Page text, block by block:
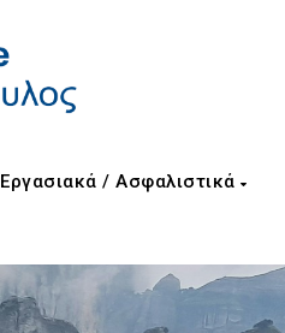
Εργασιακά / Ασφαλιστικά